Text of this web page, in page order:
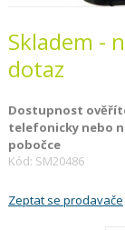
Skladem -
dotaz
Dostupnost
telefonicky nebo
pobočce
Kód: SM20486
Zeptat se prodavače